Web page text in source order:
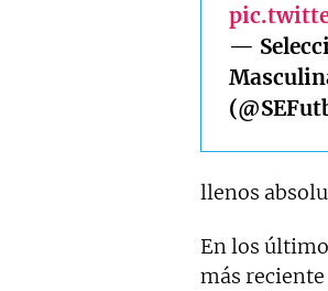
—
llenos
En los
más reciente